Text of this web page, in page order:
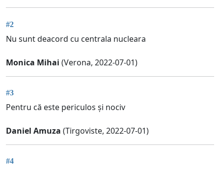
#2
Nu sunt deacord cu centrala nucleara
Monica Mihai (Verona, 2022-07-01)
#3
Pentru că este periculos și nociv
Daniel Amuza (Tirgoviste, 2022-07-01)
#4